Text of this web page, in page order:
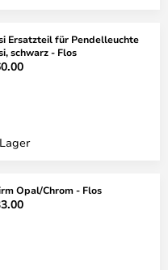
Ersatzteil für Pendelleuchte
schwarz - Flos
Opal/Chrom - Flos